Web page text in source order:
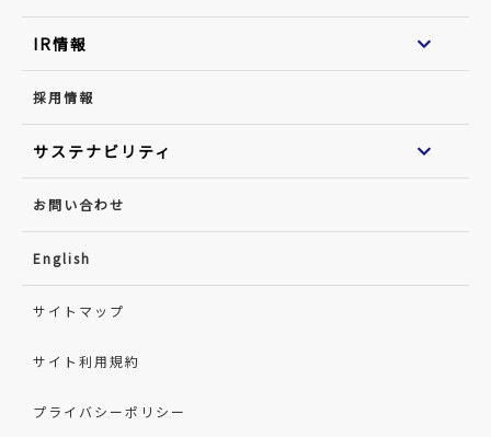
IR情報
採用情報
サステナビリティ
お問い合わせ
English
サイトマップ
サイト利用規約
プライバシーポリシー